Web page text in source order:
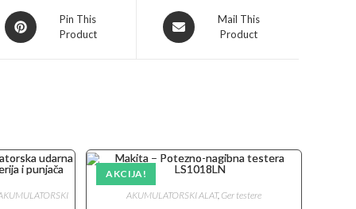
Opens
in
Pin This
Product
Opens
in
Mail This
Product
AKCIJA!
AKUMULATORSKI ALAT, Ger testere